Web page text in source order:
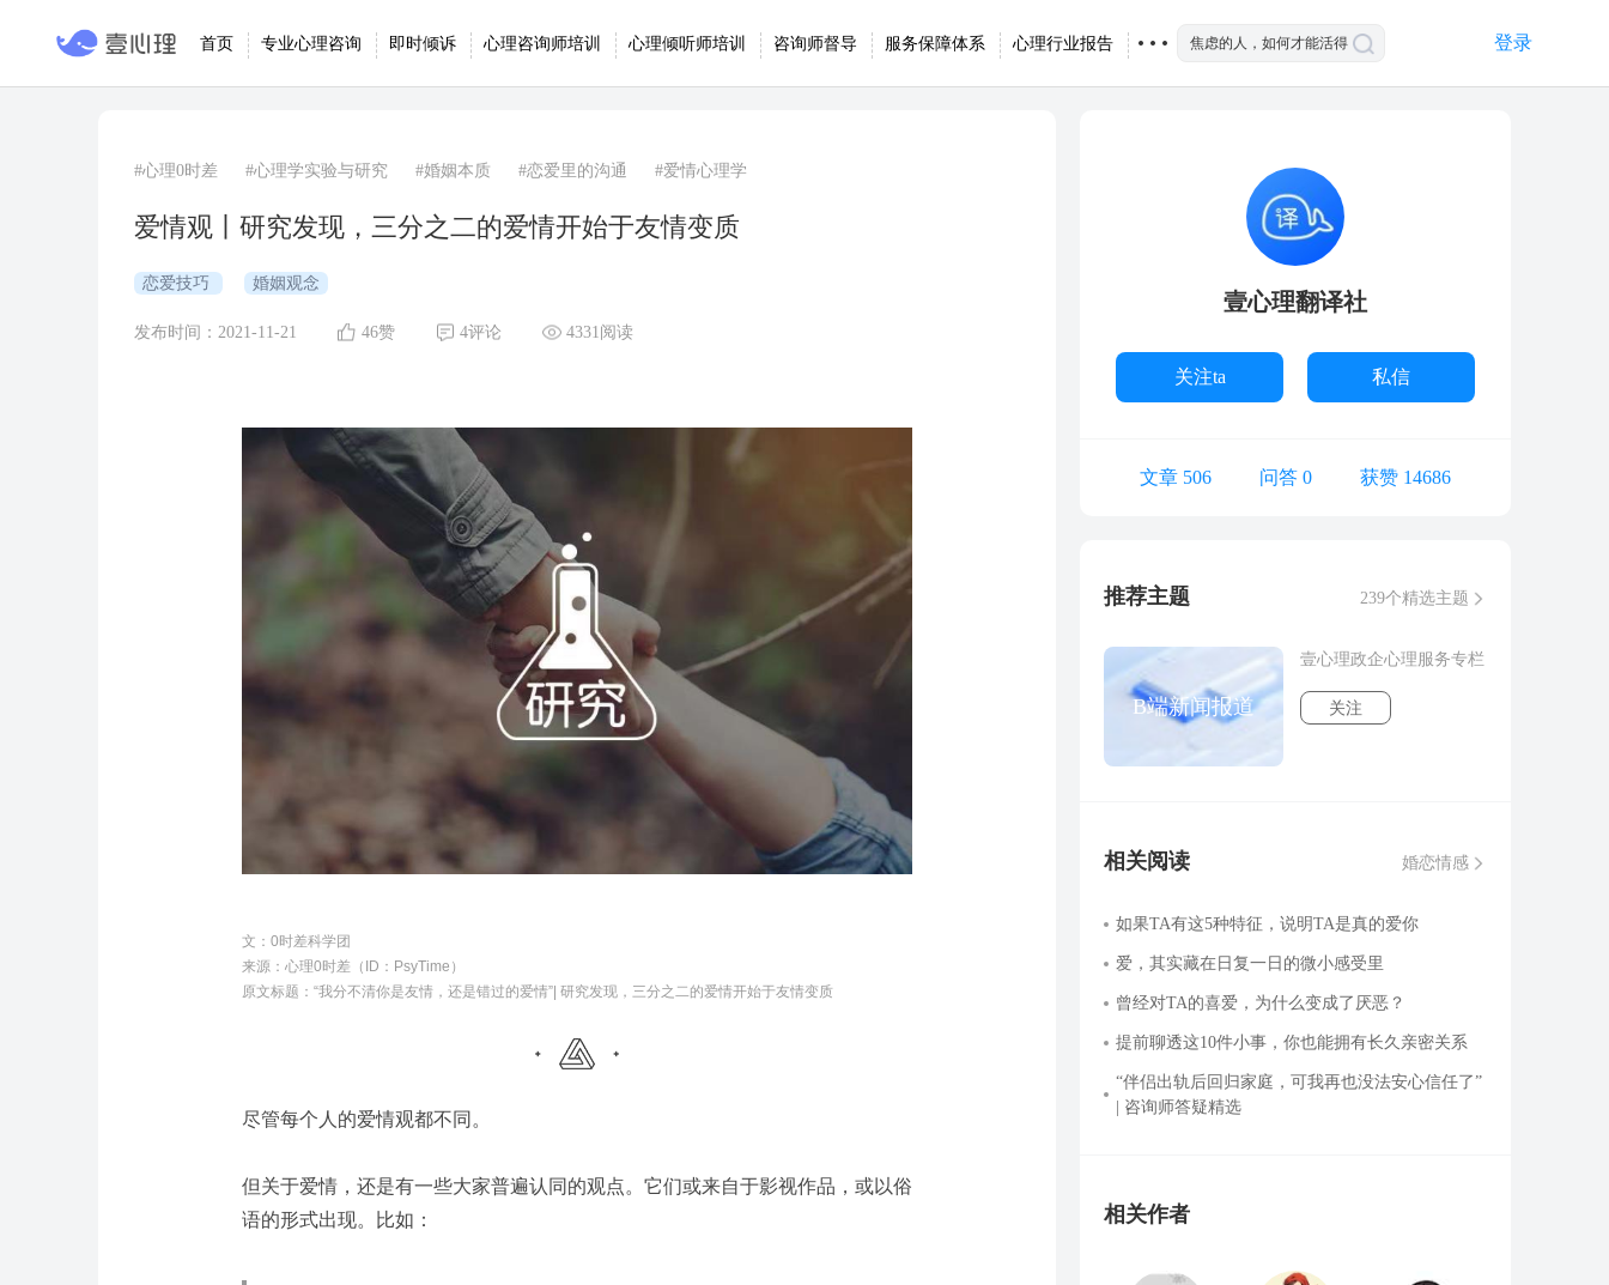
首页 专业心理咨询 即时倾诉 心理咨询师培训 心理倾听师培训 咨询师督导 服务保障体系 心理行业报告 登录
#心理0时差 #心理学实验与研究 #婚姻本质 #恋爱里的沟通 #爱情心理学
爱情观丨研究发现，三分之二的爱情开始于友情变质
恋爱技巧 婚姻观念
发布时间：2021-11-21 46赞 4评论 4331阅读
文：0时差科学团
来源：心理0时差（ID：PsyTime）
原文标题： “我分不清你是友情，还是错过的爱情”| 研究发现，三分之二的爱情开始于友情变质
尽管每个人的爱情观都不同。
但关于爱情，还是有一些大家普遍认同的观点。它们或来自于影视作品，或以俗
语的形式出现。比如：
壹心理翻译社
关注ta 私信
文章 506 问答 0 获赞 14686
推荐主题 239个精选主题
B端新闻报道
壹心理政企心理服务专栏
关注
相关阅读 婚恋情感
如果TA有这5种特征，说明TA是真的爱你
爱，其实藏在日复一日的微小感受里
曾经对TA的喜爱，为什么变成了厌恶？
提前聊透这10件小事，你也能拥有长久亲密关系
“伴侣出轨后回归家庭，可我再也没法安心信任了”
| 咨询师答疑精选
相关作者